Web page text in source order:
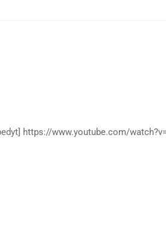
https://www.youtube.com/